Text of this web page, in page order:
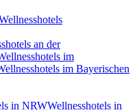
an der
im
im Bayerischen
in NRWWellnesshotels in